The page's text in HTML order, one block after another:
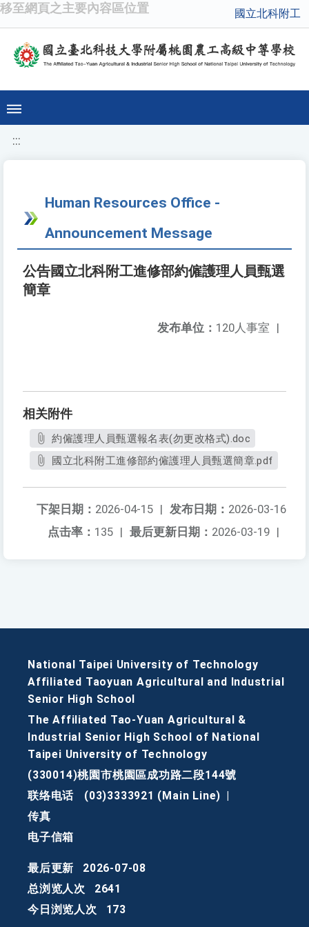
移至網頁之主要內容區位置 國立北科附工
:::
Human Resources Office -
Announcement Message
公告國立北科附工進修部約僱護理人員甄選
簡章
发布单位： 120人事室 |
相关附件
約僱護理人員甄選報名表(勿更改格式).doc
國立北科附工進修部約僱護理人員甄選簡章.pdf
发布日期： 2026-03-16
下架日期： 2026-04-15 |
最后更新日期： 2026-03-19 |
点击率： 135 |
National Taipei University of Technology
Affiliated Taoyuan Agricultural and Industrial
Senior High School
The Affiliated Tao-Yuan Agricultural &
Industrial Senior High School of National
Taipei University of Technology
(330014)桃園市桃園區成功路二段144號
联络电话
(03)3333921 (Main Line)
传真
电子信箱
最后更新
2026-07-08
总浏览人次
2641
今日浏览人次
173